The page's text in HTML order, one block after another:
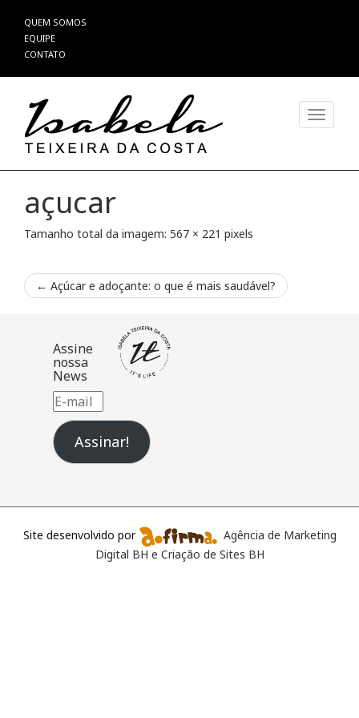
Pular
para
o
QUEM SOMOS
EQUIPE
CONTATO
açucar
Tamanho total da imagem: 567 × 221 pixels
← Açúcar e adoçante: o que é mais saudável?
Assine
nossa
News
E-
mail
Assinar!
Site desenvolvido por
Agência de Marketing
Digital BH e Criação de Sites BH